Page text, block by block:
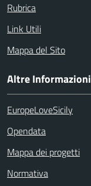
Rubrica
Link Utili
Mappa del Sito
Altre Informazioni
EuropeLoveSicily
Opendata
Mappa dei progetti
Normativa